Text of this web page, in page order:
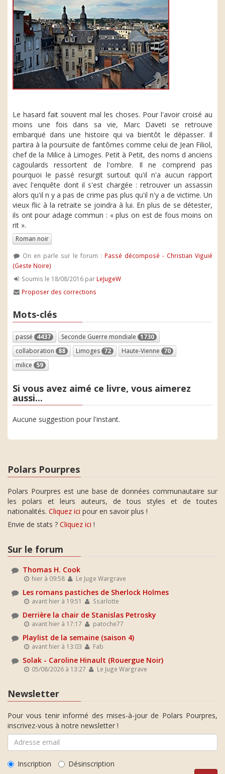
Le hasard fait souvent mal les choses. Pour l'avoir croisé au
moins une fois dans sa vie, Marc Daveti se retrouve
embarqué dans une histoire qui va bientôt le dépasser. Il
partira à la poursuite de fantômes comme celui de Jean Filiol,
chef de la Milice à Limoges. Petit à Petit, des noms d anciens
cagoulards ressortent de l'ombre. Il ne comprend pas
pourquoi le passé resurgit surtout qu'il n'a aucun rapport
avec l'enquête dont il s'est chargée : retrouver un assassin
alors qu'il n y a pas de crime pas plus qu'il n'y a de victime. Un
vieux flic à la retraite se joindra à lui. En plus de se détester,
ils ont pour adage commun : « plus on est de fous moins on
rit ».
Roman noir
On en parle sur le forum : Passé décomposé - Christian Viguié
(Geste Noire)
Soumis le 18/08/2016 par LeJugeW
Proposer des corrections
Mots-clés
passé 4437 Seconde Guerre mondiale 1730
collaboration 88 Limoges 72 Haute-Vienne 70
milice 59
Si vous avez aimé ce livre, vous aimerez
aussi...
Aucune suggestion pour l'instant.
Polars Pourpres
Polars Pourpres est une base de données communautaire sur
les polars et leurs auteurs, de tous styles et de toutes
nationalités. Cliquez ici pour en savoir plus !
Envie de stats ? Cliquez ici !
Sur le forum
Thomas H. Cook
hier à 09:58 Le Juge Wargrave
Les romans pastiches de Sherlock Holmes
avant hier à 19:51 Ssarlotte
Derrière la chair de Stanislas Petrosky
avant hier à 17:17 patoche77
Playlist de la semaine (saison 4)
avant hier à 13:03 Fab
Solak - Caroline Hinault (Rouergue Noir)
05/08/2026 à 13:27 Le Juge Wargrave
Newsletter
Pour vous tenir informé des mises-à-jour de Polars Pourpres,
inscrivez-vous à notre newsletter !
Inscription Désinscription